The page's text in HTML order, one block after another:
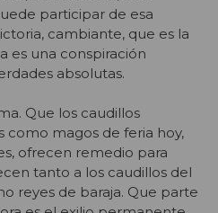
participar de esa
cambiante, que es la
es una conspiración
absolutas.
Que los caudillos
como magos de feria hoy,
ofrecen remedio para
tanto a los caudillos del
reyes de baraja. Que parte